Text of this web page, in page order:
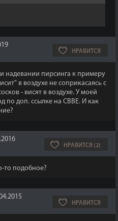
НРАВИТСЯ
надевании пирсинга к примеру
в воздухе не соприкасаясь с
- висят в воздухе. У моей
по доп. ссылке на CBBE. И как
НРАВИТСЯ (2)
то подобное?
НРАВИТСЯ